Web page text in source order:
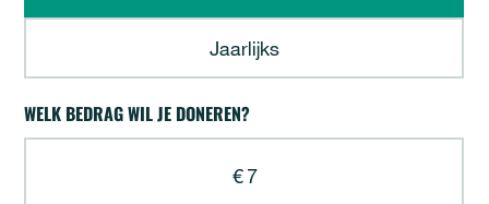
Jaarlijks
WELK BEDRAG WIL JE DONEREN?
€ 7